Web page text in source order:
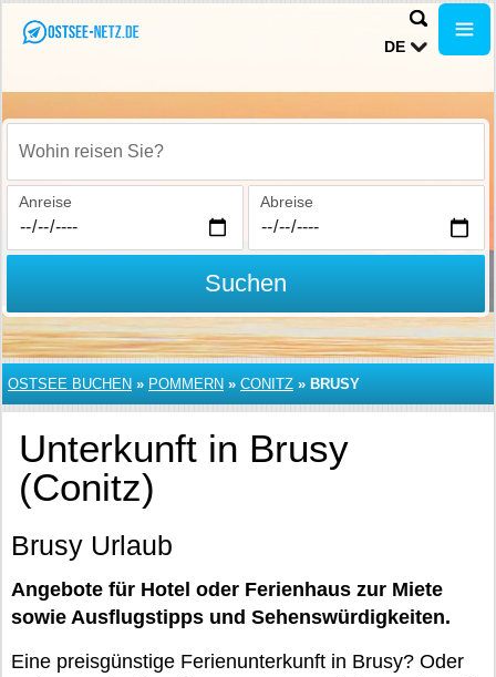
DE
Wohin reisen Sie?
Anreise Abreise
Suchen
OSTSEE BUCHEN » POMMERN » CONITZ » BRUSY
Unterkunft in Brusy
(Conitz)
Brusy Urlaub
Angebote für Hotel oder Ferienhaus zur Miete
sowie Ausflugstipps und Sehenswürdigkeiten.
Eine preisgünstige Ferienunterkunft in Brusy? Oder